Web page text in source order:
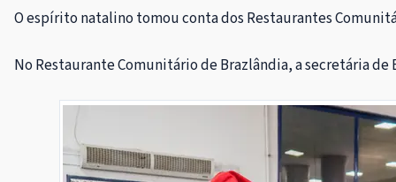
O espírito natalino tomou conta dos Restaurantes
No Restaurante Comunitário de Brazlândia, a secretária